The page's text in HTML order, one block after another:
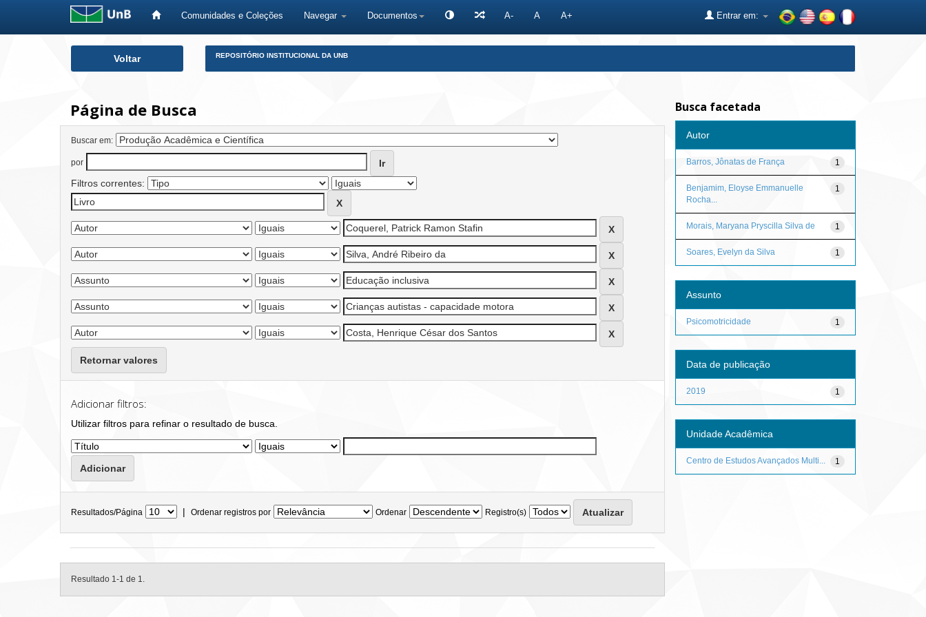
Comunidades e Coleções Navegar Documentos A- A A+ Entrar em:
Voltar REPOSITÓRIO INSTITUCIONAL DA UNB
Página de Busca
Buscar em:
por
Filtros correntes:
Retornar valores
Adicionar filtros:
Utilizar filtros para refinar o resultado de busca.
Resultados/Página | Ordenar registros por Ordenar Registro(s)
Resultado 1-1 de 1.
Busca facetada
Autor
1
Barros, Jônatas de França
1
Benjamim, Eloyse Emmanuelle
Rocha...
1
Morais, Maryana Pryscilla Silva de
1
Soares, Evelyn da Silva
Assunto
1
Psicomotricidade
Data de publicação
1
2019
Unidade Acadêmica
1
Centro de Estudos Avançados Multi...